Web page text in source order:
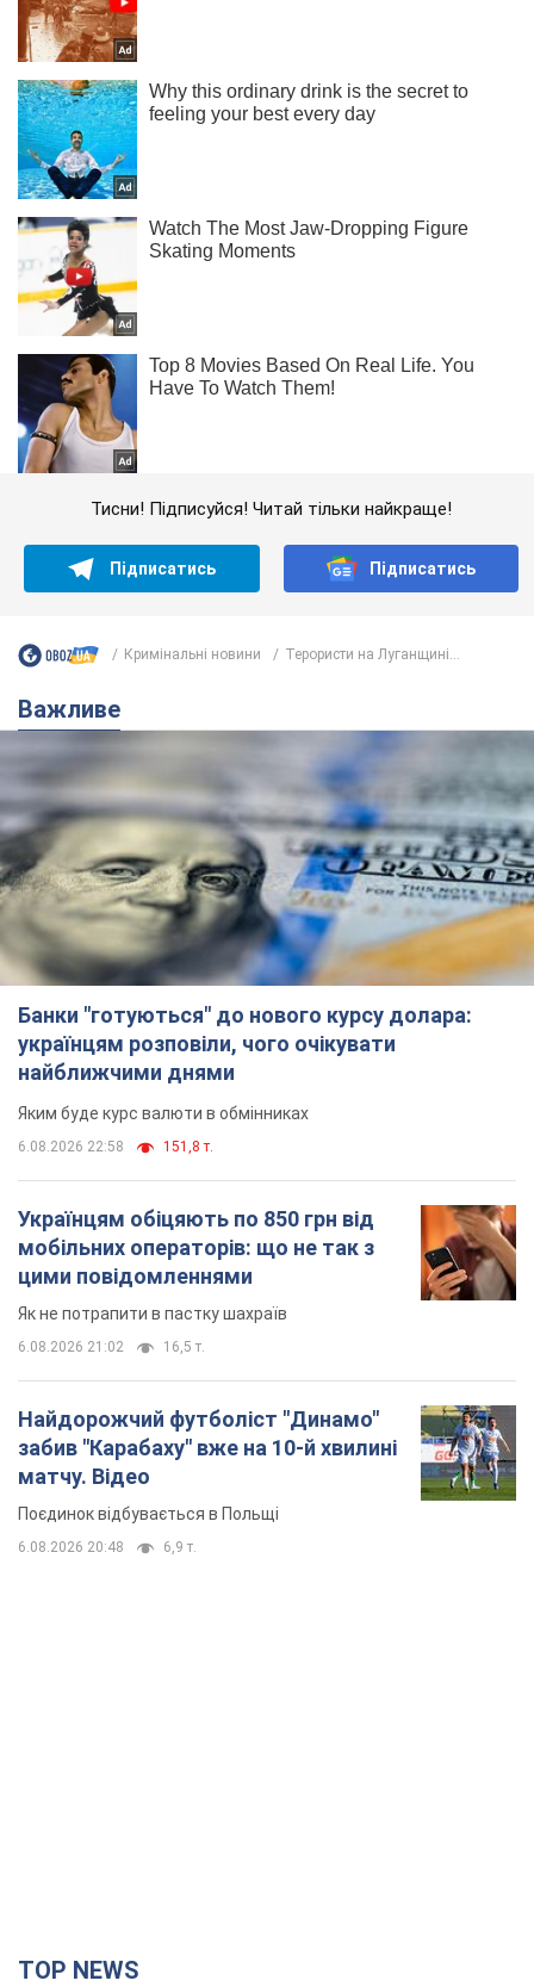
Тисни! Підписуйся! Читай тільки найкраще!
Підписатись Підписатись
Кримінальні новини Терористи на Луганщині...
Важливе
Банки "готуються" до нового курсу долара:
українцям розповіли, чого очікувати
найближчими днями
Яким буде курс валюти в обмінниках
6.08.2026 22:58 151,8 т.
Українцям обіцяють по 850 грн від
мобільних операторів: що не так з
цими повідомленнями
Як не потрапити в пастку шахраїв
6.08.2026 21:02 16,5 т.
Найдорожчий футболіст "Динамо"
забив "Карабаху" вже на 10-й хвилині
матчу. Відео
Поєдинок відбувається в Польщі
6.08.2026 20:48 6,9 т.
TOP NEWS